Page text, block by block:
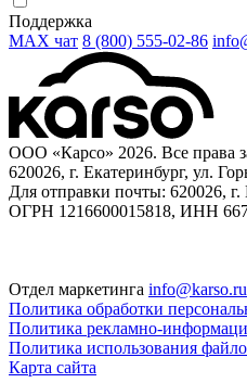
Поддержка
MAX чат 8 (800) 555‑02‑86
ООО «Карсо» 2026. Все права
620026, г. Екатеринбург, ул.
Для отправки почты: 620026, г.
ОГРН 1216600015818, ИНН
Отдел маркетинга info@karso.ru
Политика обработки
Политика рекламно-
Политика использования
Карта сайта